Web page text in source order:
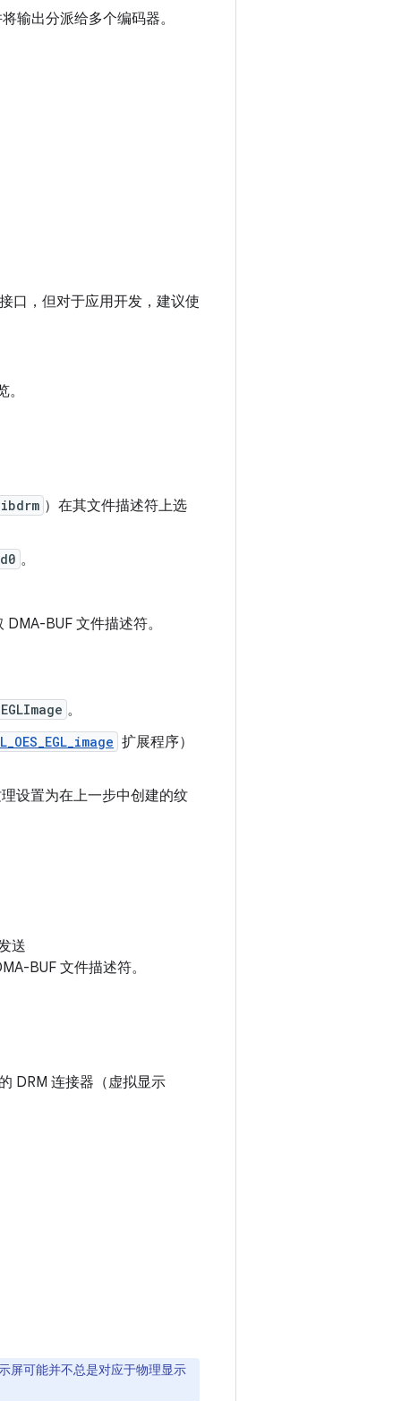
输出分派给多个编码器。
口，但对于应用开发，建议使
）在其文件描述符上选
。
DMA-BUF 文件描述符。
EGLImage 。
扩展程序）
设置为在上一步中创建的纹
送
BUF 文件描述符。
DRM 连接器（虚拟显示
屏可能并不总是对应于物理显示